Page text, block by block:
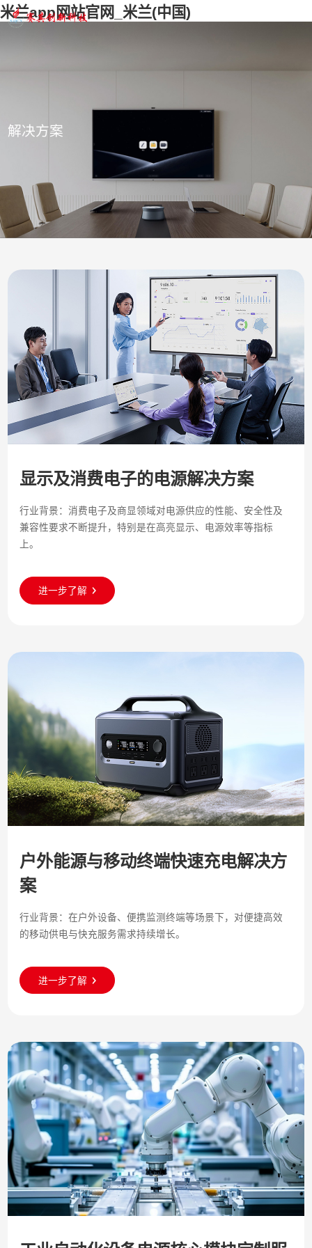
米兰app网站官网_米兰(中国)
解决方案
显示及消费电子的电源解决方案
行业背景：消费电子及商显领域对电源供应的性能、安全性及
兼容性要求不断提升，特别是在高亮显示、电源效率等指标
上。
进一步了解
户外能源与移动终端快速充电解决方
案
行业背景：在户外设备、便携监测终端等场景下，对便捷高效
的移动供电与快充服务需求持续增长。
进一步了解